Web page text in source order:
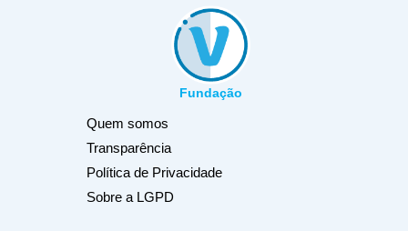
Fundação
Quem somos
Transparência
Política de Privacidade
Sobre a LGPD